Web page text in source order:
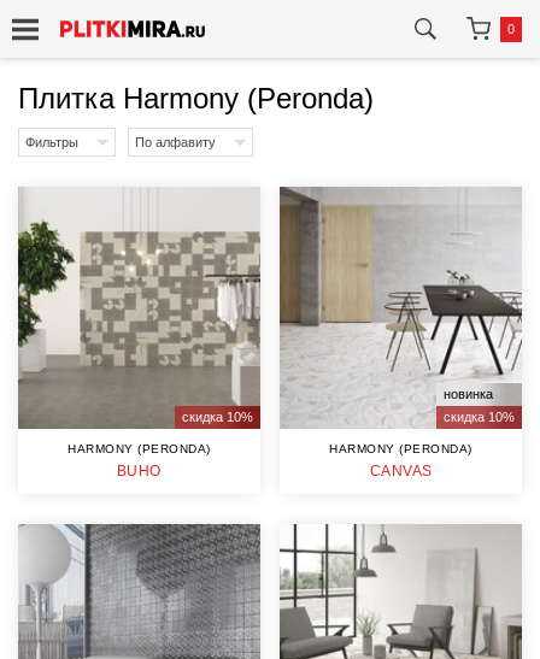
0
Плитка Harmony (Peronda)
Фильтры По алфавиту
скидка 10%
HARMONY (PERONDA)
BUHO
новинка
скидка 10%
HARMONY (PERONDA)
CANVAS